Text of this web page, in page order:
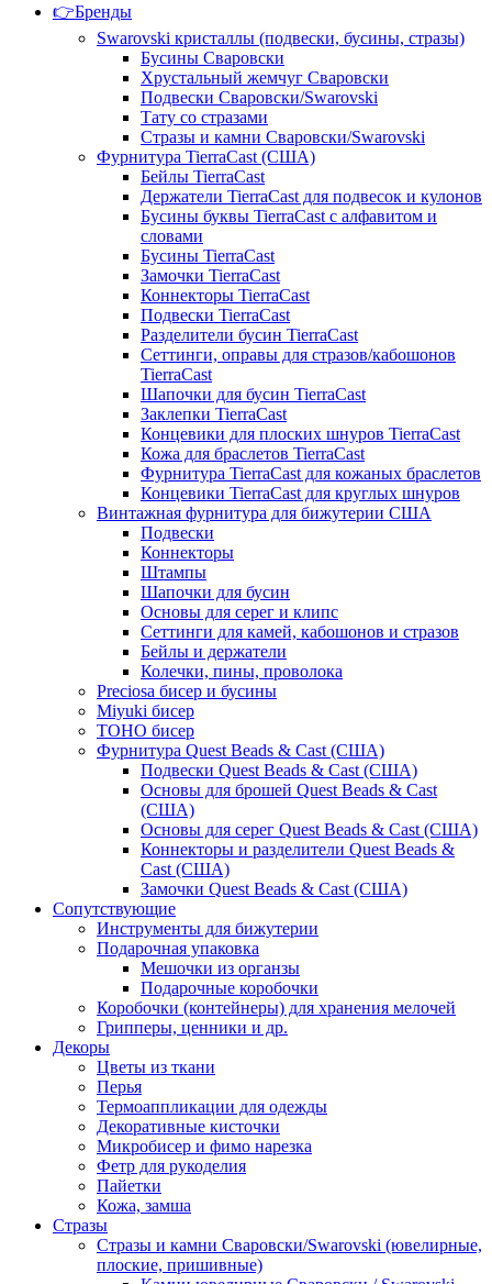
👉Бренды
Swarovski кристаллы (подвески, бусины, стразы)
Бусины Сваровски
Хрустальный жемчуг Сваровски
Подвески Сваровски/Swarovski
Тату со стразами
Стразы и камни Сваровски/Swarovski
Фурнитура TierraCast (США)
Бейлы TierraCast
Держатели TierraCast для подвесок и кулонов
Бусины буквы TierraCast с алфавитом и
словами
Бусины TierraCast
Замочки TierraCast
Коннекторы TierraCast
Подвески TierraCast
Разделители бусин TierraCast
Сеттинги, оправы для стразов/кабошонов
TierraCast
Шапочки для бусин TierraCast
Заклепки TierraCast
Концевики для плоских шнуров TierraCast
Кожа для браслетов TierraCast
Фурнитура TierraCast для кожаных браслетов
Концевики TierraCast для круглых шнуров
Винтажная фурнитура для бижутерии США
Подвески
Коннекторы
Штампы
Шапочки для бусин
Основы для серег и клипс
Сеттинги для камей, кабошонов и стразов
Бейлы и держатели
Колечки, пины, проволока
Preciosa бисер и бусины
Miyuki бисер
TOHO бисер
Фурнитура Quest Beads & Cast (США)
Подвески Quest Beads & Cast (США)
Основы для брошей Quest Beads & Cast
(США)
Основы для серег Quest Beads & Cast (США)
Коннекторы и разделители Quest Beads &
Cast (США)
Замочки Quest Beads & Cast (США)
Сопутствующие
Инструменты для бижутерии
Подарочная упаковка
Мешочки из органзы
Подарочные коробочки
Коробочки (контейнеры) для хранения мелочей
Грипперы, ценники и др.
Декоры
Цветы из ткани
Перья
Термоаппликации для одежды
Декоративные кисточки
Микробисер и фимо нарезка
Фетр для рукоделия
Пайетки
Кожа, замша
Стразы
Стразы и камни Сваровски/Swarovski (ювелирные,
плоские, пришивные)